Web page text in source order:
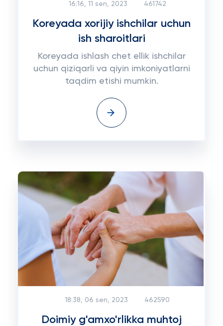
16:16, 11 sen, 2023 461742
Koreyada xorijiy ishchilar uchun
ish sharoitlari
Koreyada ishlash chet ellik ishchilar
uchun qiziqarli va qiyin imkoniyatlarni
taqdim etishi mumkin.
18:38, 06 sen, 2023 462590
Doimiy g'amxo'rlikka muhtoj